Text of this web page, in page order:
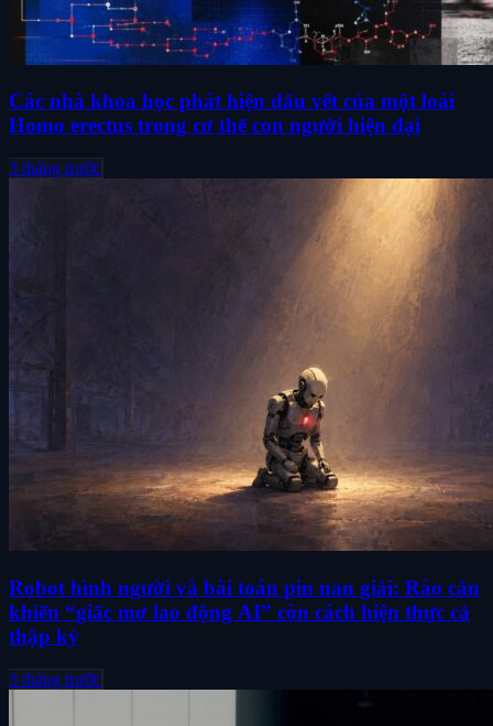
Các nhà khoa học phát hiện dấu vết của một loài
Homo erectus trong cơ thể con người hiện đại
3 tháng trước
Robot hình người và bài toán pin nan giải: Rào cản
khiến “giấc mơ lao động AI” còn cách hiện thực cả
thập kỷ
3 tháng trước